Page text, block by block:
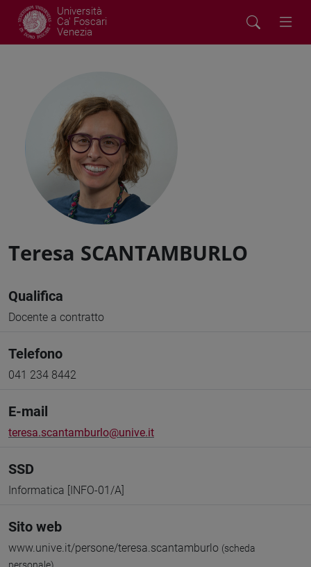
Università
Ca' Foscari
Venezia
Teresa SCANTAMBURLO
Qualifica
Docente a contratto
Telefono
041 234 8442
E-mail
teresa.scantamburlo@unive.it
SSD
Informatica [INFO-01/A]
Sito web
www.unive.it/persone/teresa.scantamburlo (scheda